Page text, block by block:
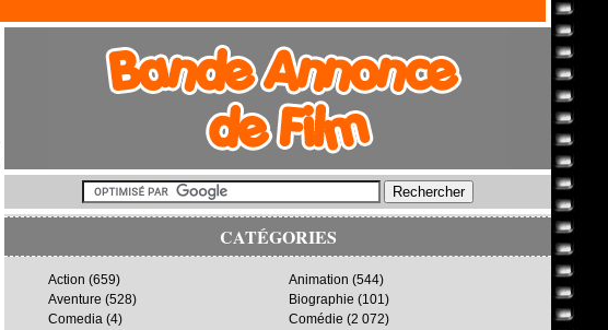
CATÉGORIES
Action (659) Animation (544)
Aventure (528) Biographie (101)
Comedia (4) Comédie (2 072)